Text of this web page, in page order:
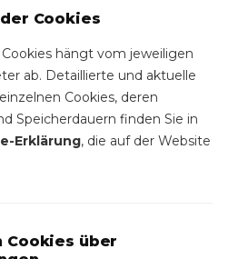
Cookies
hängt vom jeweiligen
ab. Detaillierte und aktuelle
Cookies, deren
Speicherdauern finden Sie in
Erklärung, die auf der Website
Cookies über